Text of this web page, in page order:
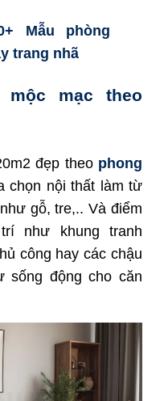
Mẫu phòng
trang nhã
mộc mạc theo
đẹp theo phong
chọn nội thất làm từ
gỗ, tre,.. Và điểm
như khung tranh
công hay các chậu
sống động cho căn